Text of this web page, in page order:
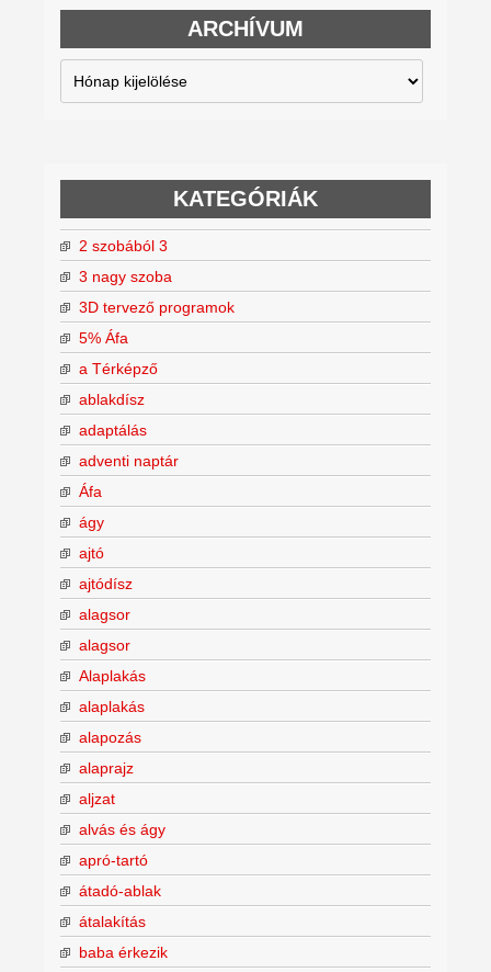
ARCHÍVUM
Archívum
KATEGÓRIÁK
2 szobából 3
3 nagy szoba
3D tervező programok
5% Áfa
a Térképző
ablakdísz
adaptálás
adventi naptár
Áfa
ágy
ajtó
ajtódísz
alagsor
alagsor
Alaplakás
alaplakás
alapozás
alaprajz
aljzat
alvás és ágy
apró-tartó
átadó-ablak
átalakítás
baba érkezik